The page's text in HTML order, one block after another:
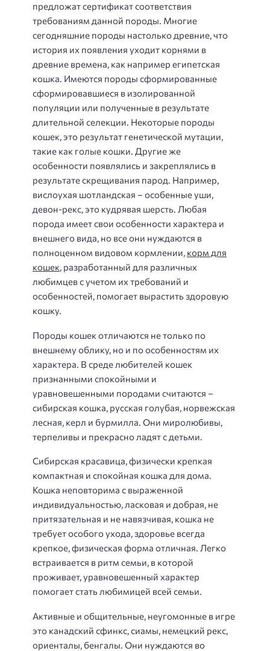
предложат сертификат соответствия
требованиям данной породы. Многие
сегодняшние породы настолько древние, что
история их появления уходит корнями в
древние времена, как например египетская
кошка. Имеются породы сформированные
сформировавшиеся в изолированной
популяции или полученные в результате
длительной селекции. Некоторые породы
кошек, это результат генетической мутации,
такие как голые кошки. Другие же
особенности появлялись и закреплялись в
результате скрещивания парод. Например,
вислоухая шотландская – особенные уши,
девон-рекс, это кудрявая шерсть. Любая
порода имеет свои особенности характера и
внешнего вида, но все они нуждаются в
полноценном видовом кормлении, корм для
кошек, разработанный для различных
любимцев с учетом их требований и
особенностей, помогает вырастить здоровую
кошку.
Породы кошек отличаются не только по
внешнему облику, но и по особенностям их
характера. В среде любителей кошек
признанными спокойными и
уравновешенными породами считаются –
сибирская кошка, русская голубая, норвежская
лесная, керл и бурмилла. Они миролюбивы,
терпеливы и прекрасно ладят с детьми.
Сибирская красавица, физически крепкая
компактная и спокойная кошка для дома.
Кошка неповторима с выраженной
индивидуальностью, ласковая и добрая, не
притязательная и не навязчивая, кошка не
требует особого ухода, здоровье всегда
крепкое, физическая форма отличная. Легко
встраивается в ритм семьи, в которой
проживает, уравновешенный характер
помогает стать любимицей всей семьи.
Активные и общительные, неугомонные в игре
это канадский сфинкс, сиамы, немецкий рекс,
ориенталы, бенгалы. Они нуждаются во